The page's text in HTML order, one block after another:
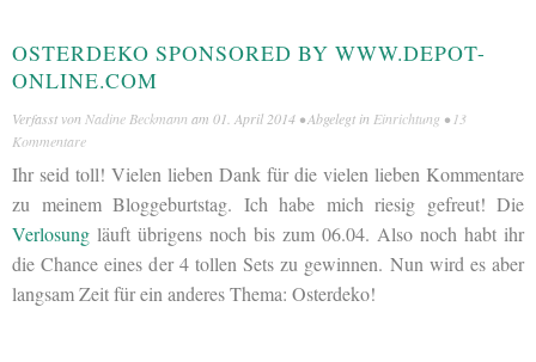
OSTERDEKO SPONSORED BY WWW.DEPOT-
ONLINE.COM
Verfasst von Nadine Beckmann am 01. April 2014 • Abgelegt in Einrichtung • 13
Kommentare
Ihr seid toll! Vielen lieben Dank für die vielen lieben Kommentare
zu meinem Bloggeburtstag. Ich habe mich riesig gefreut! Die
Verlosung läuft übrigens noch bis zum 06.04. Also noch habt ihr
die Chance eines der 4 tollen Sets zu gewinnen. Nun wird es aber
langsam Zeit für ein anderes Thema: Osterdeko!